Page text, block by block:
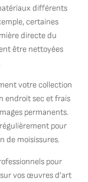
différents
certaines
directe du
être nettoyées
votre collection
endroit sec et frais
permanents.
pour
de moisissures.
pour
vos œuvres d’art